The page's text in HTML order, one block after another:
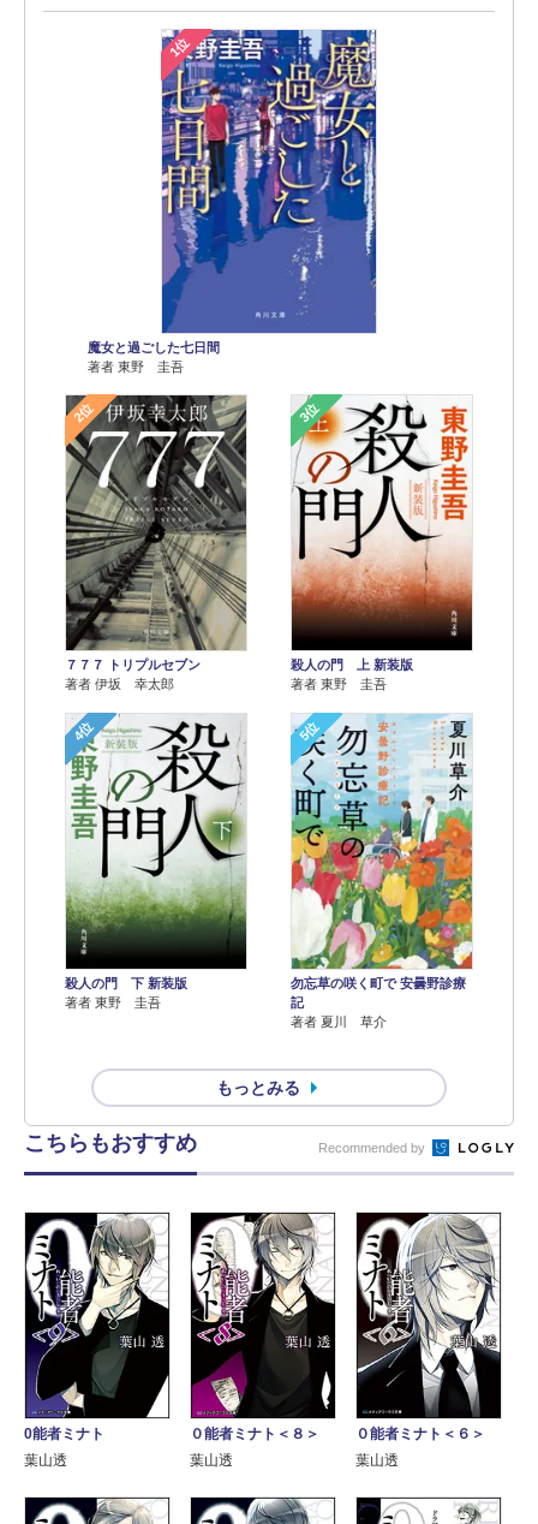
1位
魔女と過ごした七日間
著者 東野 圭吾
2位
７７７ トリプルセブン
著者 伊坂 幸太郎
3位
殺人の門 上 新装版
著者 東野 圭吾
4位
殺人の門 下 新装版
著者 東野 圭吾
5位
勿忘草の咲く町で 安曇野診療
記
著者 夏川 草介
もっとみる
こちらもおすすめ Recommended by
0能者ミナト
葉山透
０能者ミナト＜８＞
葉山透
０能者ミナト＜６＞
葉山透